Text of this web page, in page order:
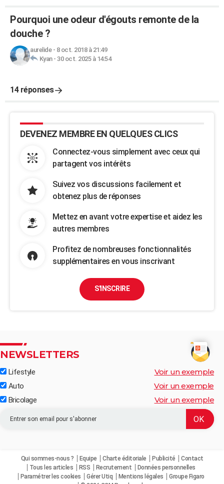
Pourquoi une odeur d'égouts remonte de la
douche ?
aurelide- 8 oct. 2018 à 21:49
Kyan- 30 oct. 2025 à 14:54
14 réponses
DEVENEZ MEMBRE EN QUELQUES CLICS
Connectez-vous simplement avec ceux qui
partagent vos intérêts
Suivez vos discussions facilement et
obtenez plus de réponses
Mettez en avant votre expertise et aidez les
autres membres
Profitez de nombreuses fonctionnalités
supplémentaires en vous inscrivant
S'INSCRIRE
NEWSLETTERS
Lifestyle Voir un exemple
Auto Voir un exemple
Bricolage Voir un exemple
Qui sommes-nous ? Equipe Charte éditoriale Publicité
Contact
Tous les articles
RSS Recrutement
Données personnelles
Paramétrer les cookies
Gérer Utiq Mentions légales
Groupe Figaro